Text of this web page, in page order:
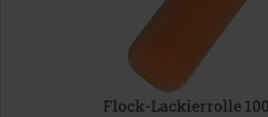
Flock-Lackierrolle